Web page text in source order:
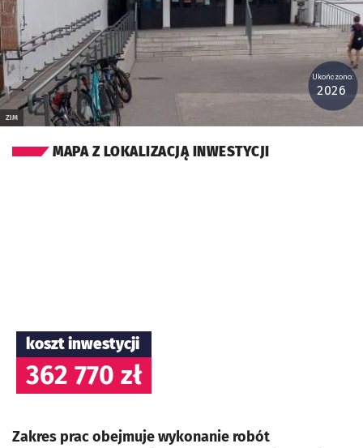
ZIM
Ukończono:
2026
MAPA Z LOKALIZACJĄ INWESTYCJI
koszt inwestycji
362 770 zł
Zakres prac obejmuje wykonanie robót